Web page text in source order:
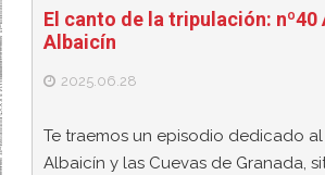
El canto de la tripulación: nº40
Albaicín
2025.06.28
Te traemos un episodio dedicado
Albaicín y las Cuevas de Granada,